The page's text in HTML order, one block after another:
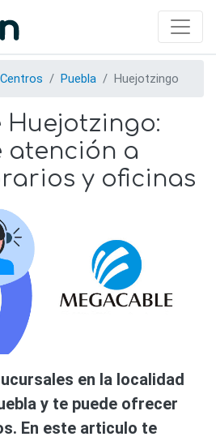
Centros Puebla Huejotzingo
Huejotzingo:
atención a
y oficinas
en la localidad
y te puede ofrecer
En este articulo te